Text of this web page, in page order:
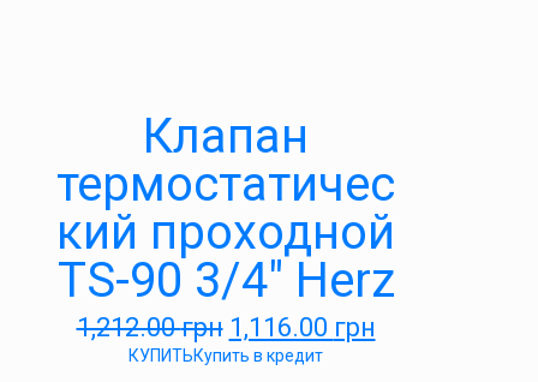
Клапан
термостатичес
кий проходной
TS-90 3/4″ Herz
1,212.00грн 1,116.00 грн
КУПИТЬКупить в кредит